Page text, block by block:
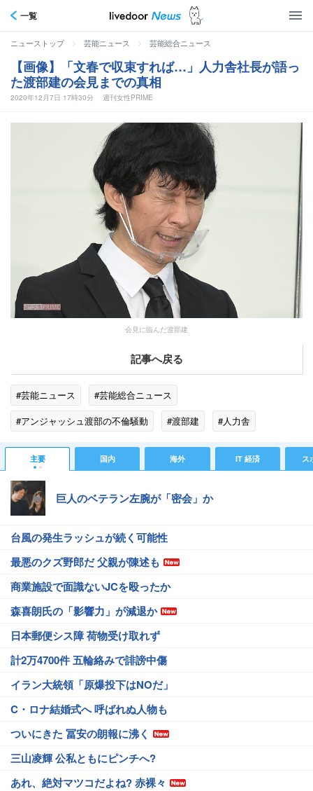
一覧
ニューストップ > 芸能ニュース > 芸能総合ニュース
【画像】「文春で収束すれば…」人力舎社長が語っ
た渡部建の会見までの真相
2020年12月7日 17時30分 週刊女性PRIME
会見に臨んだ渡部建
記事へ戻る
#芸能ニュース
#芸能総合ニュース
#アンジャッシュ渡部の不倫騒動
#渡部建
#人力舎
#エンタメ・芸能ニュース
主要 国内 海外 IT 経済 ス
巨人のベテラン左腕が「密会」か
台風の発生ラッシュが続く可能性
最悪のクズ野郎だ 父親が陳述も
商業施設で面識ないJCを殴ったか
森喜朗氏の「影響力」が減退か
日本郵便シス障 荷物受け取れず
計2万4700件 五輪絡みで誹謗中傷
イラン大統領「原爆投下はNOだ」
C・ロナ結婚式へ 呼ばれぬ人物も
ついにきた 冨安の朗報に沸く
三山凌輝 公私ともにピンチへ?
あれ、絶対マツコだよね? 赤裸々